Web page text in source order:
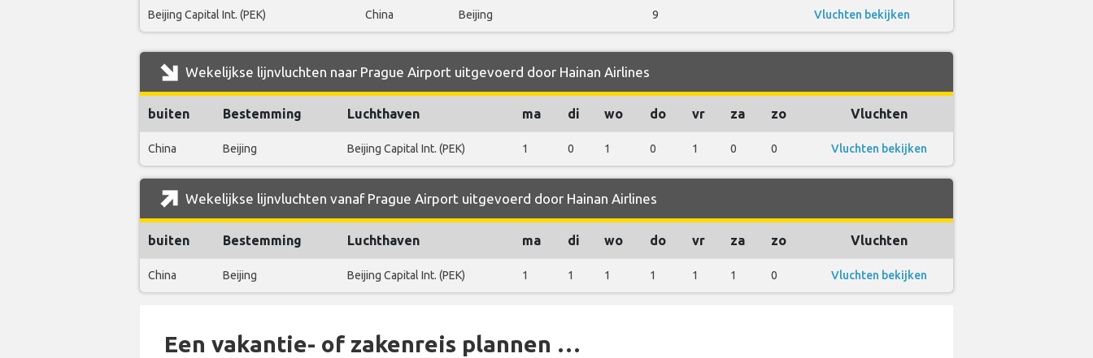
Beijing Capital Int. (PEK) China Beijing 9 Vluchten bekijken
Wekelijkse lijnvluchten naar Prague Airport uitgevoerd door Hainan Airlines
buiten Bestemming Luchthaven ma di wo do vr za zo Vluchten
China Beijing Beijing Capital Int. (PEK) 1 0 1 0 1 0 0 Vluchten bekijken
Wekelijkse lijnvluchten vanaf Prague Airport uitgevoerd door Hainan Airlines
buiten Bestemming Luchthaven ma di wo do vr za zo Vluchten
China Beijing Beijing Capital Int. (PEK) 1 1 1 1 1 1 0 Vluchten bekijken
Een vakantie- of zakenreis plannen …